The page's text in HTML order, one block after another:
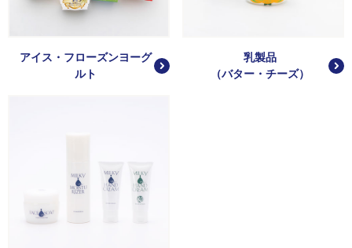
アイス・フローズンヨーグ
ルト
乳製品
（バター・チーズ）